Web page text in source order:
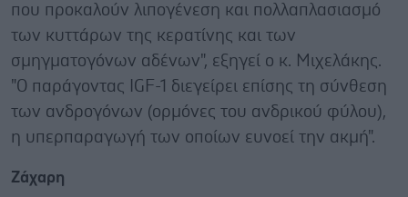
που προκαλούν λιπογένεση και πολλαπλασιασμό
των κυττάρων της κερατίνης και των
σμηγματογόνων αδένων", εξηγεί ο κ. Μιχελάκης.
"Ο παράγοντας IGF-1 διεγείρει επίσης τη σύνθεση
των ανδρογόνων (ορμόνες του ανδρικού φύλου),
η υπερπαραγωγή των οποίων ευνοεί την ακμή".
Ζάχαρη